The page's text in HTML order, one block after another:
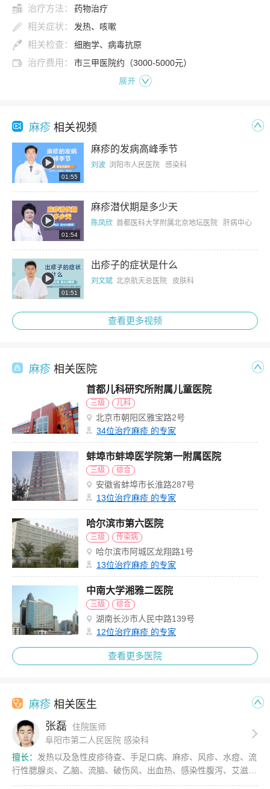
治疗方法： 药物治疗
相关症状： 发热、咳嗽
相关检查： 细胞学、病毒抗原
治疗费用： 市三甲医院约（3000-5000元）
麻疹 相关视频
01:55
麻疹的发病高峰季节
刘波 浏阳市人民医院 感染科
01:54
麻疹潜伏期是多少天
陈凤欣 首都医科大学附属北京地坛医院 肝病中心
01:51
出疹子的症状是什么
刘文斌 北京航天总医院 皮肤科
查看更多视频
麻疹 相关医院
首都儿科研究所附属儿童医院
三级 儿科
北京市朝阳区雅宝路2号
34位治疗麻疹 的专家
蚌埠市蚌埠医学院第一附属医院
三级 综合
安徽省蚌埠市长淮路287号
13位治疗麻疹 的专家
哈尔滨市第六医院
三级 传染病
哈尔滨市阿城区龙翔路1号
13位治疗麻疹 的专家
中南大学湘雅二医院
三级 综合
湖南长沙市人民中路139号
12位治疗麻疹 的专家
查看更多医院
麻疹 相关医生
张磊
住院医师
阜阳市第二人民医院 感染科
擅长： 发热以及急性皮疹待查、手足口病、麻疹、风疹、水痘、流
行性腮腺炎、乙脑、流脑、破伤风、出血热、感染性腹泻、艾滋
病、恙虫病等急性传染病的诊治。...